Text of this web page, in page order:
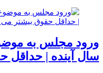
ورود مجلس به
سال آینده | حداقل